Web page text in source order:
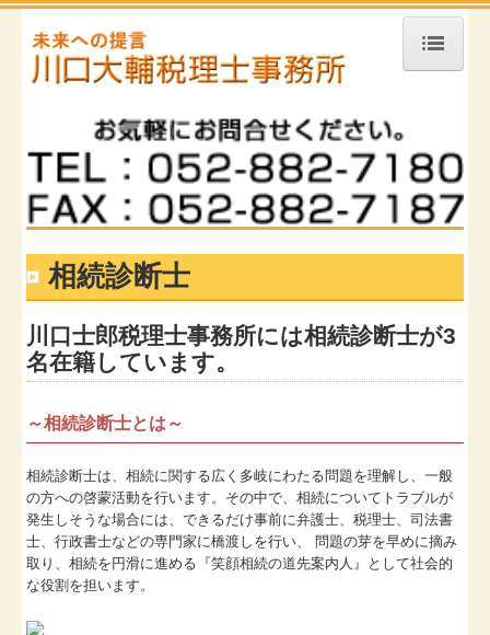
事務所案内
業務内容
相続診断士
セミナー・講習会・出版物
リンク集
2010年4月
2010年6月
2010年5月
プライバシーポリシー
相続診断士
川口士郎税理士事務所には相続診断士が3
名在籍しています。
～相続診断士とは～
相続診断士は、相続に関する広く多岐にわたる問題を理解し、一般
の方への啓蒙活動を行います。その中で、相続についてトラブルが
発生しそうな場合には、できるだけ事前に弁護士、税理士、司法書
士、行政書士などの専門家に橋渡しを行い、 問題の芽を早めに摘み
取り、相続を円滑に進める『笑顔相続の道先案内人』として社会的
な役割を担います。